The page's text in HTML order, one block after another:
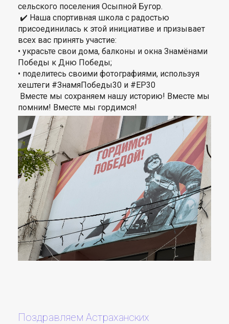
сельского поселения Осыпной Бугор.
✔️ Наша спортивная школа с радостью
присоединилась к этой инициативе и призывает
всех вас принять участие:
• украсьте свои дома, балконы и окна Знамёнами
Победы к Дню Победы;
• поделитесь своими фотографиями, используя
хештеги #ЗнамяПобеды30 и #ЕР30
Вместе мы сохраняем нашу историю! Вместе мы
помним! Вместе мы гордимся!
Поздравляем Астраханских